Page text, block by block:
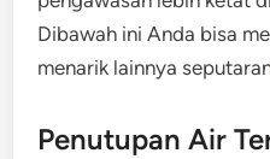
Dibawah ini Anda bisa
menarik lainnya
Penutupan Air